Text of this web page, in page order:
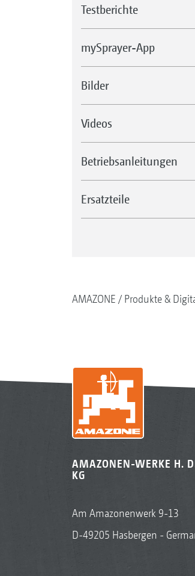
Testberichte
mySprayer-App
Bilder
Videos
Betriebsanleitungen
Ersatzteile
AMAZONE Produkte &
AMAZONEN-WERKE H.
KG
Am Amazonenwerk 9-13
D-49205 Hasbergen -